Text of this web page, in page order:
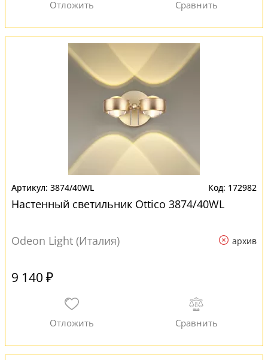
3874/40WL 172982
Настенный светильник Ottico 3874/40WL
Odeon Light (Италия) архив
9 140 ₽